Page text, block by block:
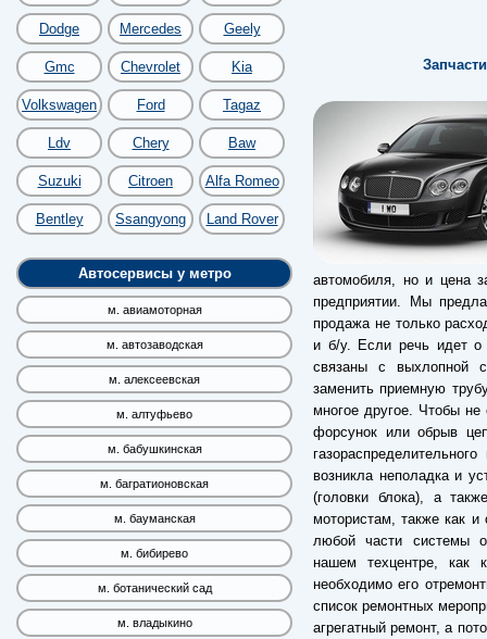
Dodge Mercedes Geely
Gmc Chevrolet Kia
Volkswagen Ford Tagaz
Ldv Chery Baw
Suzuki Citroen Alfa Romeo
Bentley Ssangyong Land Rover
Автосервисы у метро
м. авиамоторная
м. автозаводская
м. алексеевская
м. алтуфьево
м. бабушкинская
м. багратионовская
м. бауманская
м. бибирево
м. ботанический сад
м. владыкино
автомобиля, но и цена
предприятии. Мы
продажа не только
и б/у. Если речь идет о
связаны с выхлопной
заменить приемную
многое другое. Чтобы не
форсунок или обрыв
возникла неполадка и
(головки блока), а
мотористам, также как
любой части системы
нашем техцентре, как
необходимо его
список ремонтных
агрегатный ремонт, а